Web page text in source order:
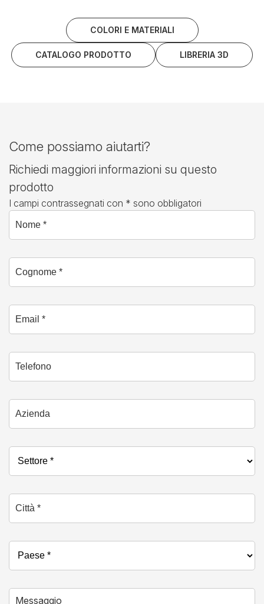
COLORI E MATERIALI
CATALOGO PRODOTTO LIBRERIA 3D
Come possiamo aiutarti?
Richiedi maggiori informazioni su questo
prodotto
I campi contrassegnati con * sono obbligatori